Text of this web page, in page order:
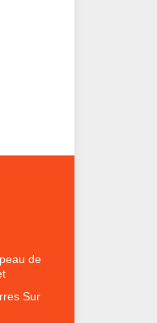
de
Sur